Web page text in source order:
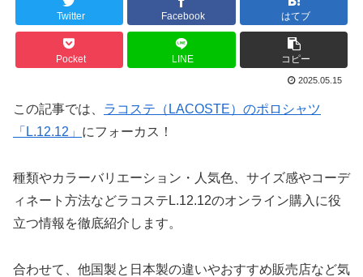
Twitter Facebook はてブ
Pocket LINE コピー
2025.05.15
この記事では、 ラコステ（LACOSTE）のポロシャツ
「L.12.12」 にフォーカス！
種類やカラーバリエーション・人気色、サイズ感やコーデ
ィネート方法などラコステL.12.12のオンライン購入に役
立つ情報を徹底紹介します。
合わせて、他国製と日本製の違いやおすすめ販売店など気